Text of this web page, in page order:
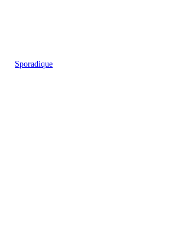
Sporadique